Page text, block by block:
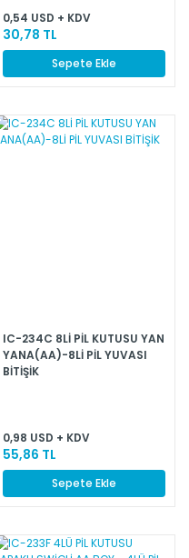
0,54 USD + KDV
30,78 TL
Sepete Ekle
IC-234C 8Lİ PİL KUTUSU YAN
YANA(AA)-8Lİ PİL YUVASI
BİTİŞİK
0,98 USD + KDV
55,86 TL
Sepete Ekle